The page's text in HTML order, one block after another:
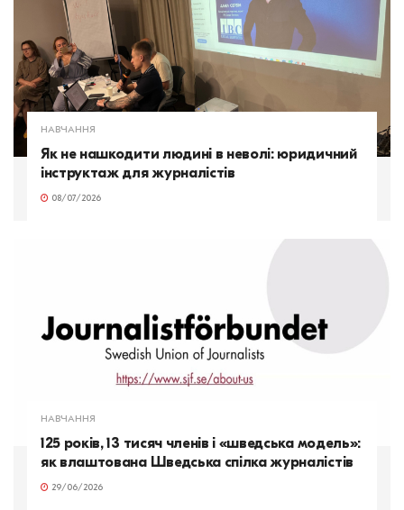
НАВЧАННЯ
Як не нашкодити людині в неволі: юридичний
інструктаж для журналістів
08/07/2026
НАВЧАННЯ
125 років, 13 тисяч членів і «шведська модель»:
як влаштована Шведська спілка журналістів
29/06/2026